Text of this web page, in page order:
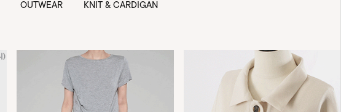
OUTWEAR KNIT & CARDIGAN